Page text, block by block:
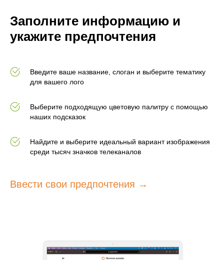
Заполните информацию и
укажите предпочтения
Введите ваше название, слоган и выберите тематику
для вашего лого
Выберите подходящую цветовую палитру с помощью
наших подсказок
Найдите и выберите идеальный вариант изображения
среди тысяч значков телеканалов
Ввести свои предпочтения